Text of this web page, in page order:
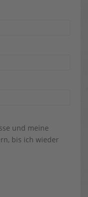
und meine
bis ich wieder